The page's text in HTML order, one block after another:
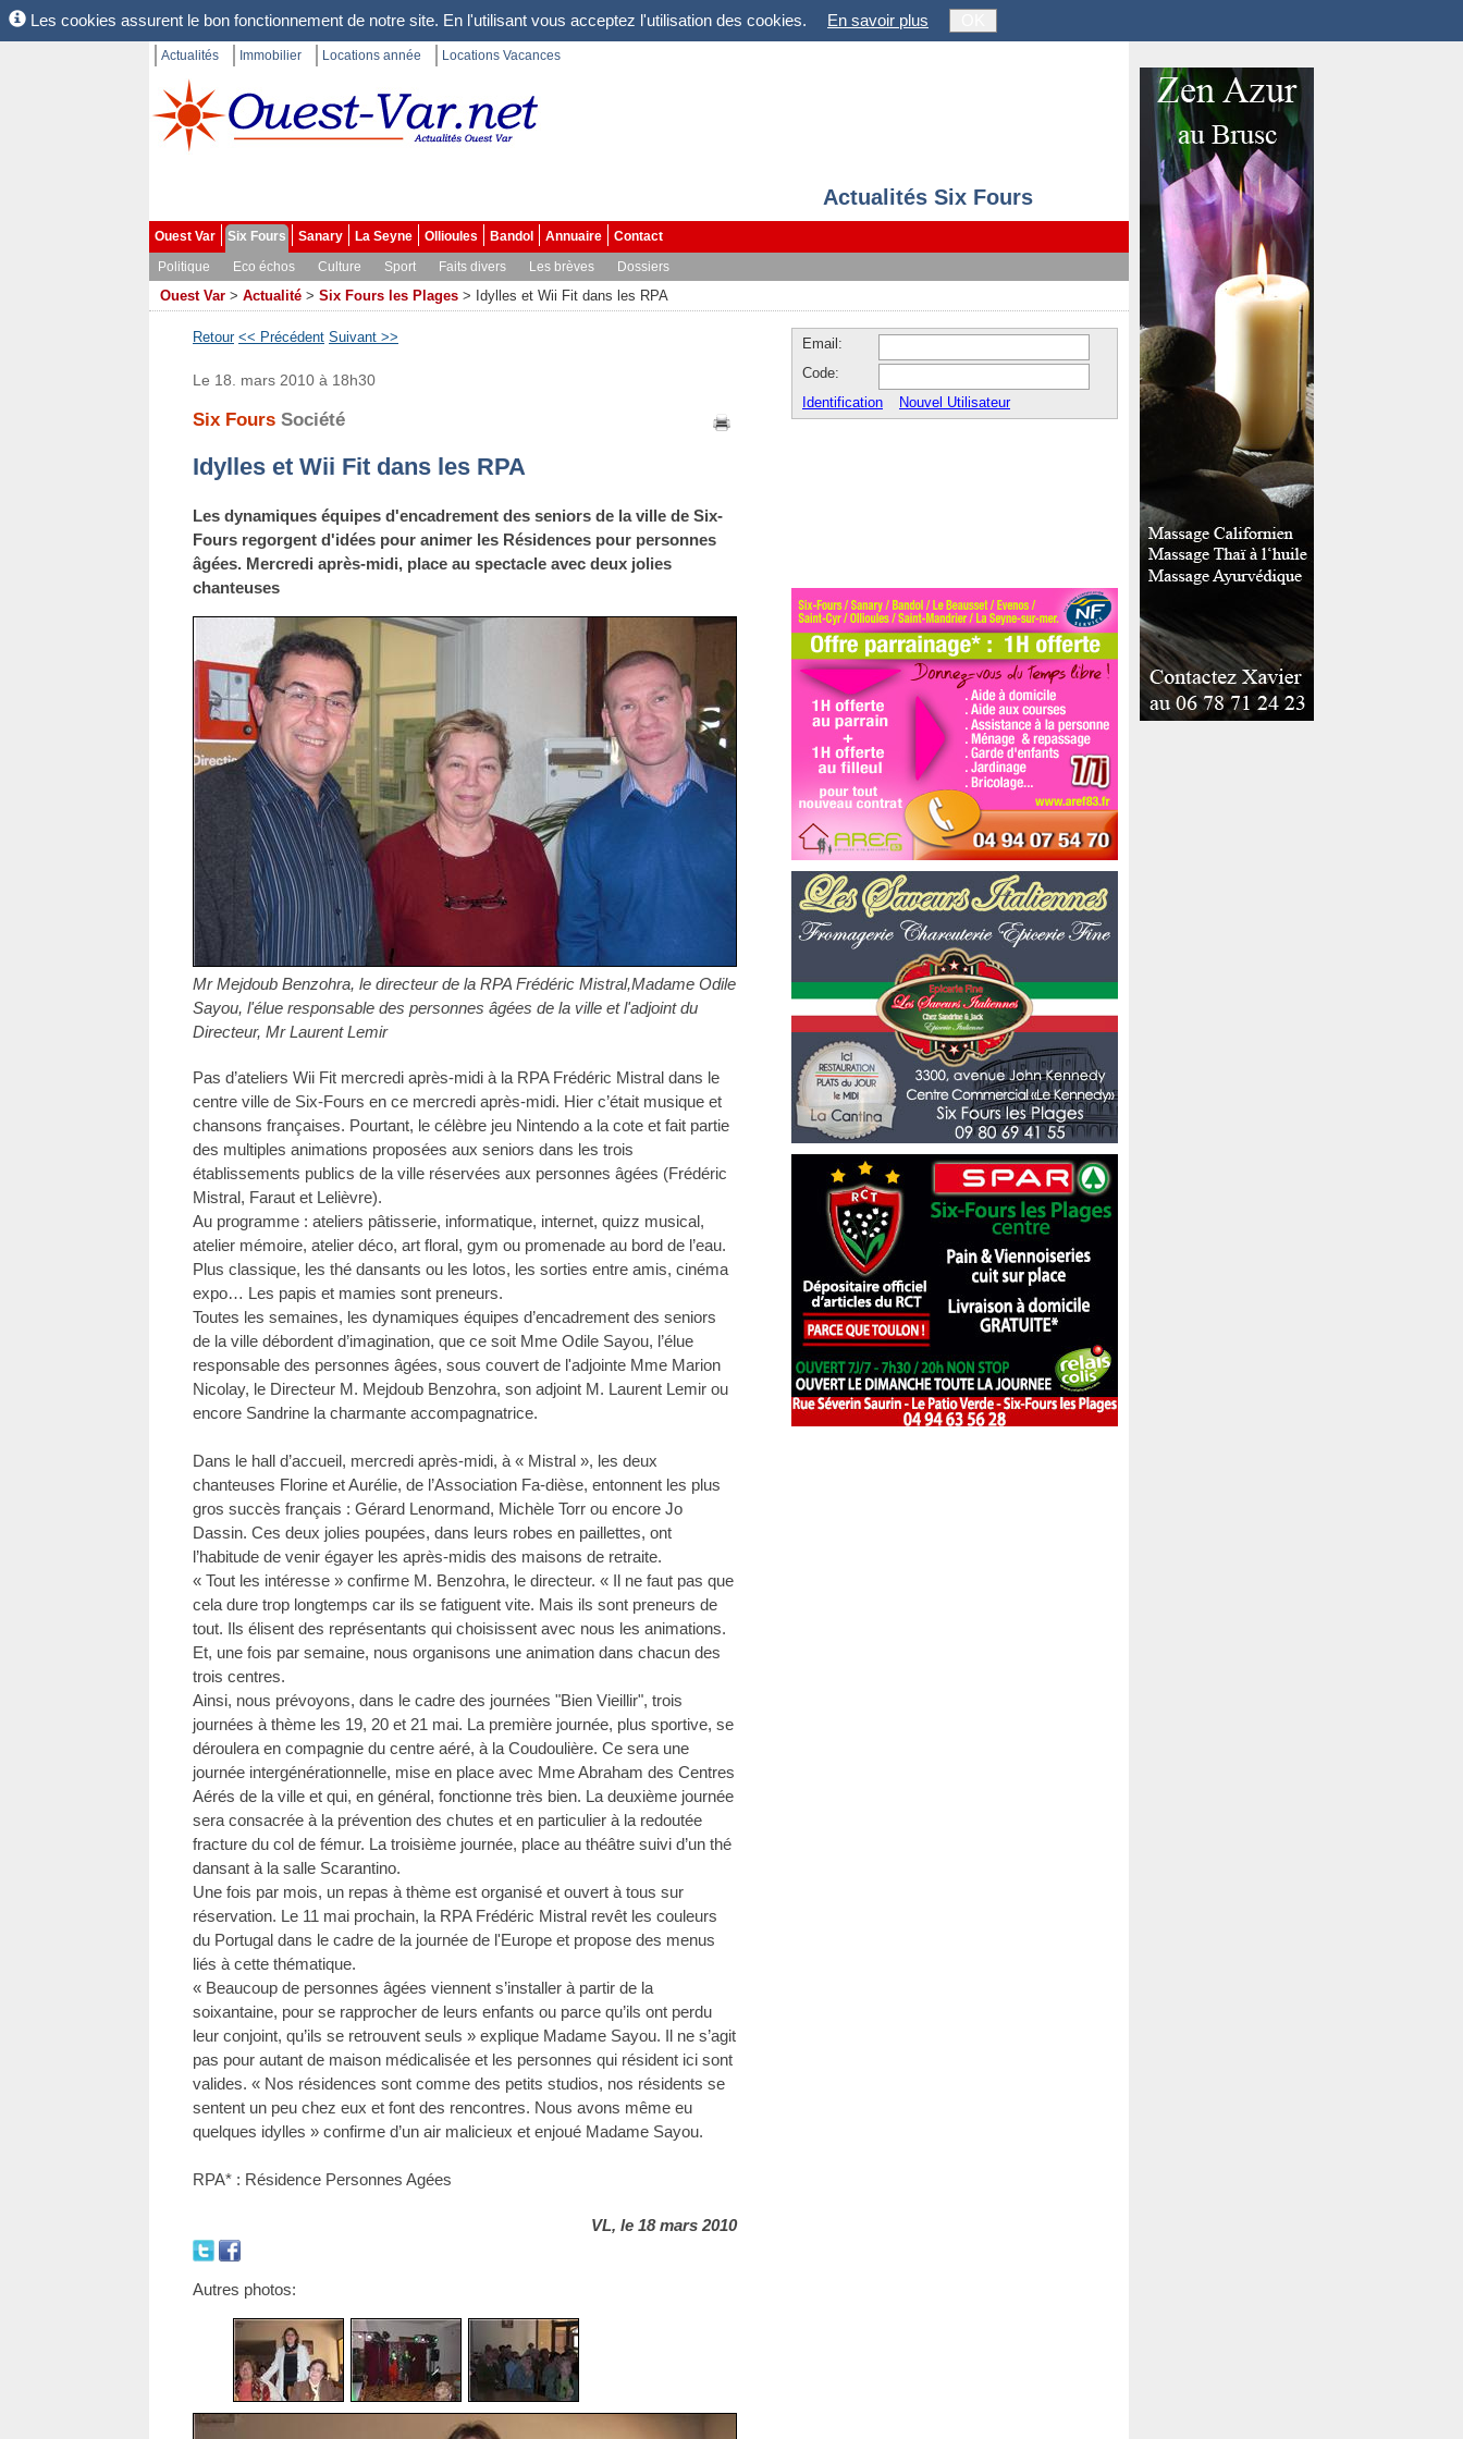
Les cookies assurent le bon fonctionnement de notre site. En l'utilisant vous acceptez l'utilisation des cookies. En savoir plus
Actualités Immobilier Locations année Locations Vacances
Actualités Six Fours
Ouest Var Six Fours Sanary La Seyne Ollioules Bandol Annuaire
Contact
Politique
Eco échos Culture Sport Faits divers Les brèves Dossiers
Ouest Var > Actualité > Six Fours les Plages > Idylles et Wii Fit dans les RPA
Retour << Précédent Suivant >>
Le 18. mars 2010 à 18h30
Six Fours Société
Idylles et Wii Fit dans les RPA
Les dynamiques équipes d'encadrement des seniors de la ville de Six-
Fours regorgent d'idées pour animer les Résidences pour personnes
âgées. Mercredi après-midi, place au spectacle avec deux jolies
chanteuses
Mr Mejdoub Benzohra, le directeur de la RPA Frédéric Mistral,Madame Odile
Sayou, l'élue responsable des personnes âgées de la ville et l'adjoint du
Directeur, Mr Laurent Lemir
Pas d’ateliers Wii Fit mercredi après-midi à la RPA Frédéric Mistral dans le
centre ville de Six-Fours en ce mercredi après-midi. Hier c’était musique et
chansons françaises. Pourtant, le célèbre jeu Nintendo a la cote et fait partie
des multiples animations proposées aux seniors dans les trois
établissements publics de la ville réservées aux personnes âgées (Frédéric
Mistral, Faraut et Lelièvre).
Au programme : ateliers pâtisserie, informatique, internet, quizz musical,
atelier mémoire, atelier déco, art floral, gym ou promenade au bord de l’eau.
Plus classique, les thé dansants ou les lotos, les sorties entre amis, cinéma
expo… Les papis et mamies sont preneurs.
Toutes les semaines, les dynamiques équipes d’encadrement des seniors
de la ville débordent d’imagination, que ce soit Mme Odile Sayou, l’élue
responsable des personnes âgées, sous couvert de l'adjointe Mme Marion
Nicolay, le Directeur M. Mejdoub Benzohra, son adjoint M. Laurent Lemir ou
encore Sandrine la charmante accompagnatrice.
Dans le hall d’accueil, mercredi après-midi, à « Mistral », les deux
chanteuses Florine et Aurélie, de l’Association Fa-dièse, entonnent les plus
gros succès français : Gérard Lenormand, Michèle Torr ou encore Jo
Dassin. Ces deux jolies poupées, dans leurs robes en paillettes, ont
l’habitude de venir égayer les après-midis des maisons de retraite.
« Tout les intéresse » confirme M. Benzohra, le directeur. « Il ne faut pas que
cela dure trop longtemps car ils se fatiguent vite. Mais ils sont preneurs de
tout. Ils élisent des représentants qui choisissent avec nous les animations.
Et, une fois par semaine, nous organisons une animation dans chacun des
trois centres.
Ainsi, nous prévoyons, dans le cadre des journées "Bien Vieillir", trois
journées à thème les 19, 20 et 21 mai. La première journée, plus sportive, se
déroulera en compagnie du centre aéré, à la Coudoulière. Ce sera une
journée intergénérationnelle, mise en place avec Mme Abraham des Centres
Aérés de la ville et qui, en général, fonctionne très bien. La deuxième journée
sera consacrée à la prévention des chutes et en particulier à la redoutée
fracture du col de fémur. La troisième journée, place au théâtre suivi d’un thé
dansant à la salle Scarantino.
Une fois par mois, un repas à thème est organisé et ouvert à tous sur
réservation. Le 11 mai prochain, la RPA Frédéric Mistral revêt les couleurs
du Portugal dans le cadre de la journée de l'Europe et propose des menus
liés à cette thématique.
« Beaucoup de personnes âgées viennent s’installer à partir de la
soixantaine, pour se rapprocher de leurs enfants ou parce qu’ils ont perdu
leur conjoint, qu’ils se retrouvent seuls » explique Madame Sayou. Il ne s’agit
pas pour autant de maison médicalisée et les personnes qui résident ici sont
valides. « Nos résidences sont comme des petits studios, nos résidents se
sentent un peu chez eux et font des rencontres. Nous avons même eu
quelques idylles » confirme d’un air malicieux et enjoué Madame Sayou.
RPA* : Résidence Personnes Agées
VL, le 18 mars 2010
Autres photos:
Email:
Code:
Identification
Nouvel Utilisateur